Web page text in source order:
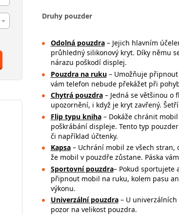
Druhy pouzder
Odolná pouzdra– Jejich hlavním
průhledný silikonový kryt. Díky němu
nárazu poškodí displej.
Pouzdra na ruku– Umožňuje připnout
vám telefon nebude překážet při
Chytrá pouzdra– Jedná se většinou o
upozornění, i když je kryt zavřený.
Flip typu kniha– Dokáže chránit
poškrábání displeje. Tento typ
či například účtenky.
Kapsa– Uchrání mobil ze všech stran,
že mobil v pouzdře zůstane. Páska
Sportovní pouzdra– Pokud sportujete
připnout mobil na ruku, kolem pasu
výkonu.
Univerzální pouzdra – U
pozor na velikost pouzdra.